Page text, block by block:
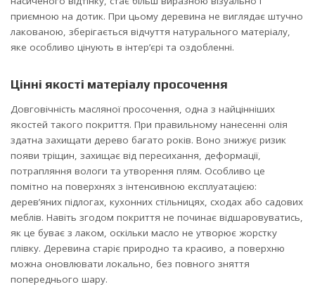
приємною на дотик. При цьому деревина не виглядає штучно
лакованою, зберігається відчуття натурального матеріалу,
яке особливо цінують в інтер’єрі та оздобленні.
Цінні якості матеріалу просочення
Довговічність масляної просочення, одна з найцінніших
якостей такого покриття. При правильному нанесенні олія
здатна захищати дерево багато років. Воно знижує ризик
появи тріщин, захищає від пересихання, деформації,
потрапляння вологи та утворення плям. Особливо це
помітно на поверхнях з інтенсивною експлуатацією:
дерев’яних підлогах, кухонних стільницях, сходах або садових
меблів. Навіть згодом покриття не починає відшаровуватись,
як це буває з лаком, оскільки масло не утворює жорстку
плівку. Деревина старіє природно та красиво, а поверхню
можна оновлювати локально, без повного зняття
попереднього шару.